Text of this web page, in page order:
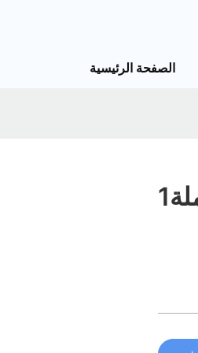
الصفحة الرئيسية